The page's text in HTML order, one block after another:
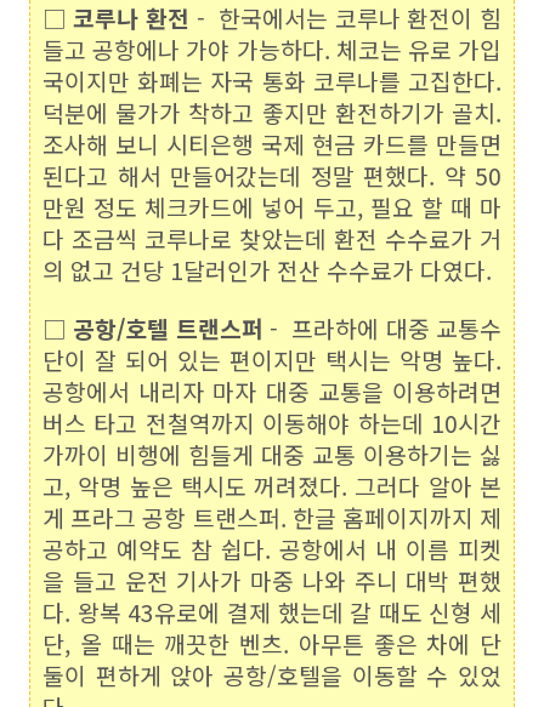
□코루나 환전 - 한국에서는 코루나 환전이 힘
들고 공항에나 가야 가능하다. 체코는 유로 가입
국이지만 화폐는 자국 통화 코루나를 고집한다.
덕분에 물가가 착하고 좋지만 환전하기가 골치.
조사해 보니 시티은행 국제 현금 카드를 만들면
된다고 해서 만들어갔는데 정말 편했다. 약 50
만원 정도 체크카드에 넣어 두고, 필요 할 때 마
다 조금씩 코루나로 찾았는데 환전 수수료가 거
의 없고 건당 1달러인가 전산 수수료가 다였다.
□ 공항/호텔 트랜스퍼 - 프라하에 대중 교통수
단이 잘 되어 있는 편이지만 택시는 악명 높다.
공항에서 내리자 마자 대중 교통을 이용하려면
버스 타고 전철역까지 이동해야 하는데 10시간
가까이 비행에 힘들게 대중 교통 이용하기는 싫
고, 악명 높은 택시도 꺼려졌다. 그러다 알아 본
게 프라그 공항 트랜스퍼. 한글 홈페이지까지 제
공하고 예약도 참 쉽다. 공항에서 내 이름 피켓
을 들고 운전 기사가 마중 나와 주니 대박 편했
다. 왕복 43유로에 결제 했는데 갈 때도 신형 세
단, 올 때는 깨끗한 벤츠. 아무튼 좋은 차에 단
둘이 편하게 앉아 공항/호텔을 이동할 수 있었